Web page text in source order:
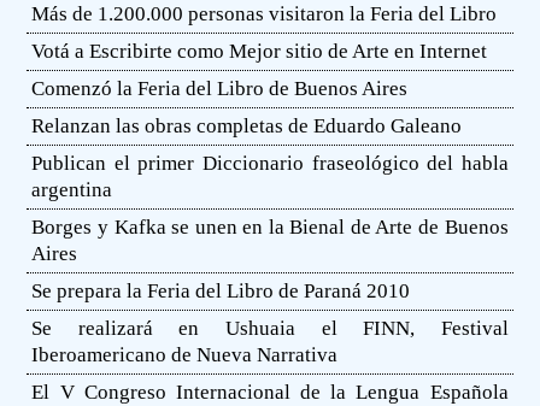
Más de 1.200.000 personas visitaron la Feria del Libro
Votá a Escribirte como Mejor sitio de Arte en Internet
Comenzó la Feria del Libro de Buenos Aires
Relanzan las obras completas de Eduardo Galeano
Publican el primer Diccionario fraseológico del habla
argentina
Borges y Kafka se unen en la Bienal de Arte de Buenos
Aires
Se prepara la Feria del Libro de Paraná 2010
Se realizará en Ushuaia el FINN, Festival
Iberoamericano de Nueva Narrativa
El V Congreso Internacional de la Lengua Española